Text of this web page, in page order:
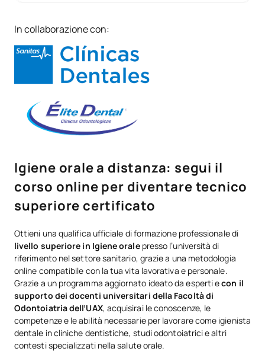
In collaborazione con:
Igiene orale a distanza: segui il
corso online per diventare tecnico
superiore certificato
Ottieni una qualifica ufficiale di formazione professionale di
livello superiore in Igiene orale presso l’università di
riferimento nel settore sanitario, grazie a una metodologia
online compatibile con la tua vita lavorativa e personale.
Grazie a un programma aggiornato ideato da esperti econ il
supporto dei docenti universitari della Facoltà di
Odontoiatria dell’UAX, acquisirai le conoscenze, le
competenze e le abilità necessarie per lavorare come igienista
dentale in cliniche dentistiche, studi odontoiatrici e altri
contesti specializzati nella salute orale.